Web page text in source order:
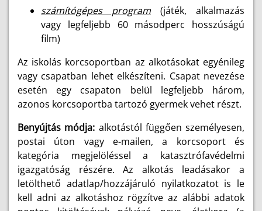
számítógépes program (játék, alkalmazás
vagy legfeljebb 60 másodperc hosszúságú
film)
Az iskolás korcsoportban az alkotásokat egyénileg
vagy csapatban lehet elkészíteni. Csapat nevezése
esetén egy csapaton belül legfeljebb három,
azonos korcsoportba tartozó gyermek vehet részt.
Benyújtás módja: alkotástól függően személyesen,
postai úton vagy e-mailen, a korcsoport és
kategória megjelöléssel a katasztrófavédelmi
igazgatóság részére. Az alkotás leadásakor a
letölthető adatlap/hozzájáruló nyilatkozatot is le
kell adni az alkotáshoz rögzítve az alábbi adatok